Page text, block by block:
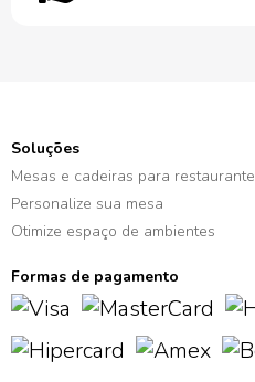
Soluções
Mesas e cadeiras para restaurante
Personalize sua mesa
Otimize espaço de ambientes
Formas de pagamento